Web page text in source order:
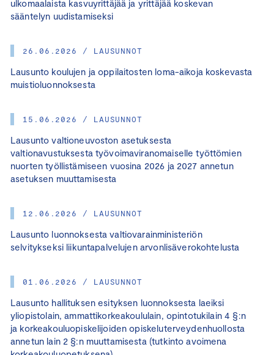
ulkomaalaista kasvuyrittäjää ja yrittäjää koskevan
sääntelyn uudistamiseksi
26.06.2026 / LAUSUNNOT
Lausunto koulujen ja oppilaitosten loma-aikoja koskevasta
muistioluonnoksesta
15.06.2026 / LAUSUNNOT
Lausunto valtioneuvoston asetuksesta
valtionavustuksesta työvoimaviranomaiselle työttömien
nuorten työllistämiseen vuosina 2026 ja 2027 annetun
asetuksen muuttamisesta
12.06.2026 / LAUSUNNOT
Lausunto luonnoksesta valtiovarainministeriön
selvitykseksi liikuntapalvelujen arvonlisäverokohtelusta
01.06.2026 / LAUSUNNOT
Lausunto hallituksen esityksen luonnoksesta laeiksi
yliopistolain, ammattikorkeakoululain, opintotukilain 4 §:n
ja korkeakouluopiskelijoiden opiskeluterveydenhuollosta
annetun lain 2 §:n muuttamisesta (tutkinto avoimena